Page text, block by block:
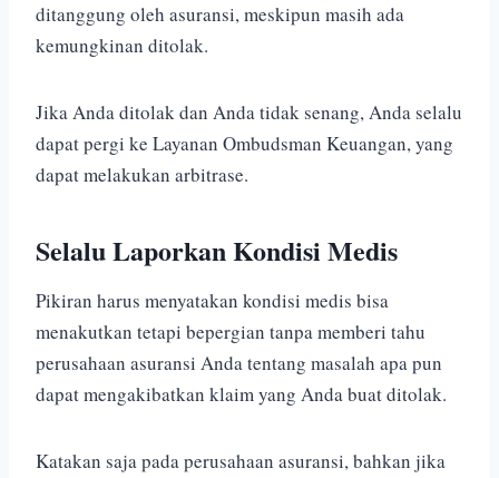
ditanggung oleh asuransi, meskipun masih ada
kemungkinan ditolak.
Jika Anda ditolak dan Anda tidak senang, Anda selalu
dapat pergi ke Layanan Ombudsman Keuangan, yang
dapat melakukan arbitrase.
Selalu Laporkan Kondisi Medis
Pikiran harus menyatakan kondisi medis bisa
menakutkan tetapi bepergian tanpa memberi tahu
perusahaan asuransi Anda tentang masalah apa pun
dapat mengakibatkan klaim yang Anda buat ditolak.
Katakan saja pada perusahaan asuransi, bahkan jika